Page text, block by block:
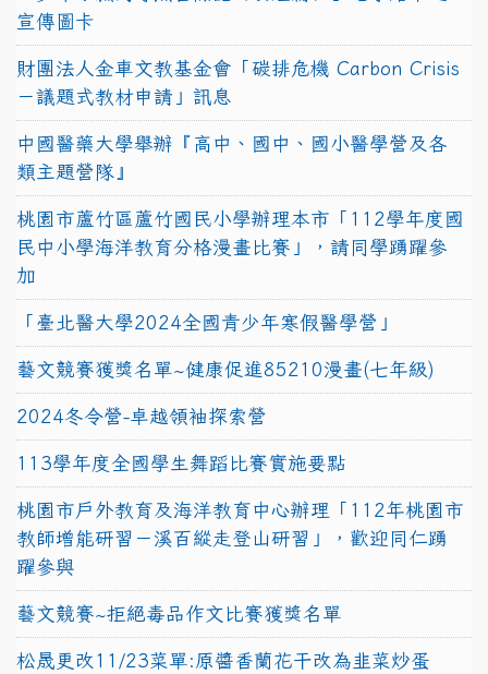
宣傳圖卡
財團法人金車文教基金會「碳排危機 Carbon Crisis
－議題式教材申請」訊息
中國醫藥大學舉辦『高中、國中、國小醫學營及各
類主題營隊』
桃園市蘆竹區蘆竹國民小學辦理本市「112學年度國
民中小學海洋教育分格漫畫比賽」，請同學踴躍參
加
「臺北醫大學2024全國青少年寒假醫學營」
藝文競賽獲獎名單~健康促進85210漫畫(七年級)
2024冬令營-卓越領袖探索營
113學年度全國學生舞蹈比賽實施要點
桃園市戶外教育及海洋教育中心辦理「112年桃園市
教師增能研習－溪百縱走登山研習」，歡迎同仁踴
躍參與
藝文競賽~拒絕毒品作文比賽獲獎名單
松晟更改11/23菜單:原醬香蘭花干改為韭菜炒蛋